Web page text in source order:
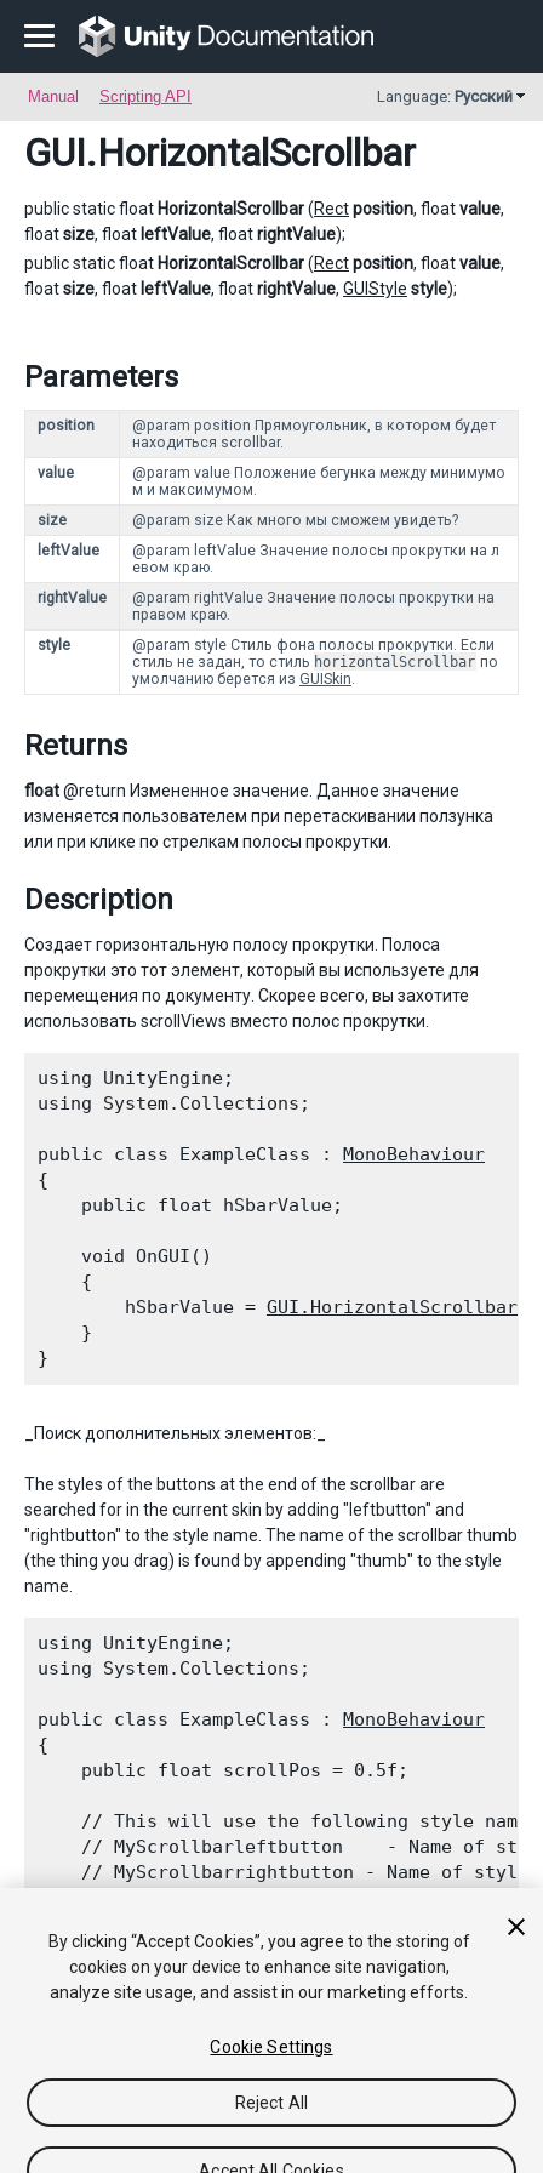
Manual Scripting API Language: Русский
GUI.HorizontalScrollbar
public static float HorizontalScrollbar(Rectposition, floatvalue,
floatsize, float leftValue, floatrightValue);
public static float HorizontalScrollbar(Rectposition, floatvalue,
floatsize, float leftValue, floatrightValue, GUIStyle style);
Parameters
position
@param position Прямоугольник, в котором будет
находиться scrollbar.
value
@param value Положение бегунка между минимумо
м и максимумом.
size
@param size Как много мы сможем увидеть?
leftValue
@param leftValue Значение полосы прокрутки на л
евом краю.
rightValue
@param rightValue Значение полосы прокрутки на
правом краю.
style
@param style Стиль фона полосы прокрутки. Если
стиль не задан, то стиль horizontalScrollbar по
умолчанию берется из GUISkin.
Returns
float@return Измененное значение. Данное значение
изменяется пользователем при перетаскивании ползунка
или при клике по стрелкам полосы прокрутки.
Description
Создает горизонтальную полосу прокрутки. Полоса
прокрутки это тот элемент, который вы используете для
перемещения по документу. Скорее всего, вы захотите
использовать scrollViews вместо полос прокрутки.
using UnityEngine;
using System.Collections;
public class ExampleClass : MonoBehaviour
{
    public float hSbarValue;
    void OnGUI()
    {
        hSbarValue =
GUI.HorizontalScrollbar
    }
_Поиск дополнительных элементов:_
The styles of the buttons at the end of the scrollbar are
searched for in the current skin by adding "leftbutton" and
"rightbutton" to the style name. The name of the scrollbar thumb
(the thing you drag) is found by appending "thumb" to the style
name.
using UnityEngine;
using System.Collections;
public class ExampleClass : MonoBehaviour
{
    public float scrollPos = 0.5f;
// This will use the following style
// MyScrollbarleftbutton    - Name of
// MyScrollbarrightbutton - Name of style
    {
        scrollPos =
GUI.HorizontalScrollbar
    }
Tutorials
Community Answers Knowledge Base Asset
By clicking “Accept Cookies”, you agree to the storing of
cookies on your device to enhance site navigation,
analyze site usage, and assist in our marketing efforts.
Cookie Settings
Reject All